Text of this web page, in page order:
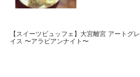
【スイーツビュッフェ】大宮離宮 アートグレ
イス 〜アラビアンナイト〜